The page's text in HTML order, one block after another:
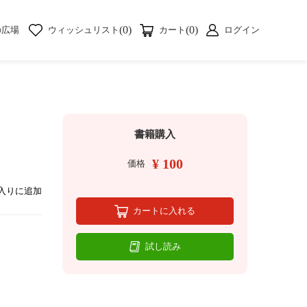
場 ウィッシュリスト (0) カート (0) ログイン
りに追加
書籍購入
価格 ¥ 100
カートに入れる
試し読み